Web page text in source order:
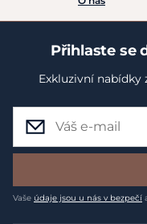
Přihlaste se
Exkluzivní nabídky
Vaše údaje jsou u nás v bezpečí